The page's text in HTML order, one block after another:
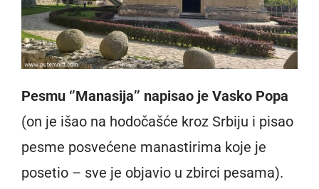
Pesmu ‘’Manasija’’ napisao je Vasko Popa
(on je išao na hodočašće kroz Srbiju i pisao
pesme posvećene manastirima koje je
posetio – sve je objavio u zbirci pesama).